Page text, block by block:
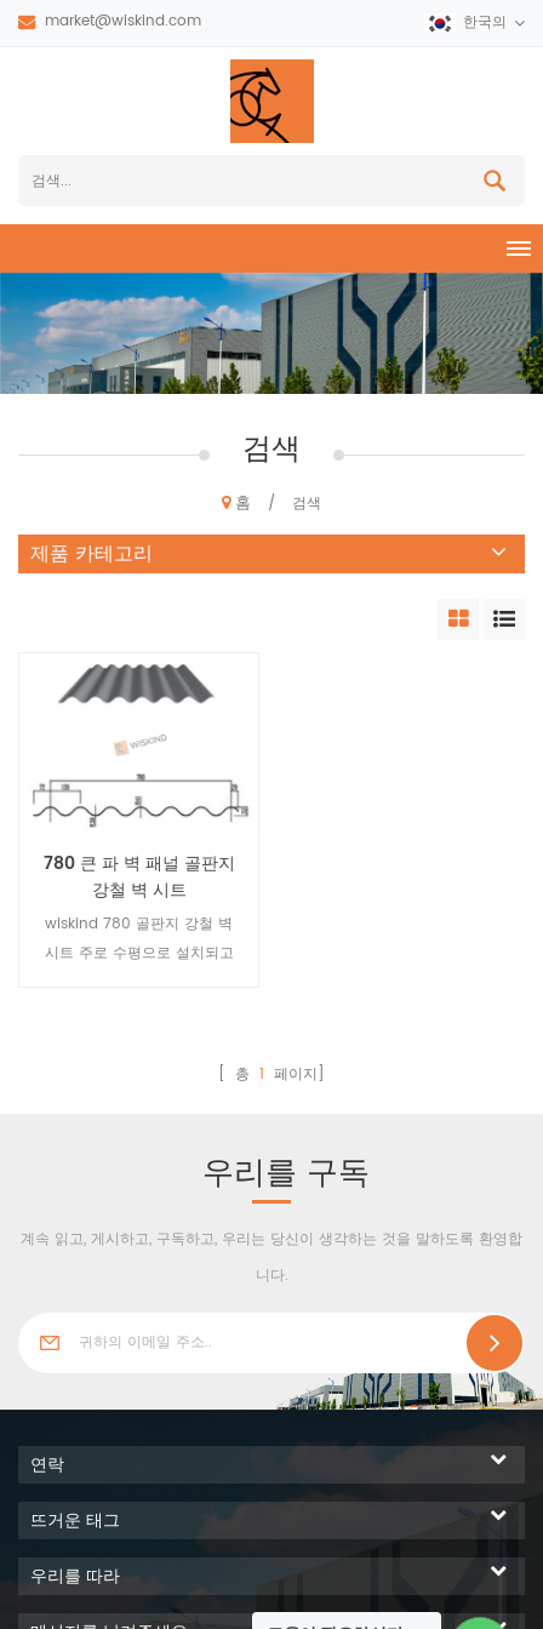
market@wiskind.com 한국의
검색
홈 / 검색
제품 카테고리
780 큰 파 벽 패널 골판지
강철 벽 시트
wiskind 780 골판지 강철 벽
시트 주로 수평으로 설치되고
[ 총 1 페이지]
우리를 구독
계속 읽고, 게시하고, 구독하고, 우리는 당신이 생각하는 것을 말하도록 환영합
니다.
연락
뜨거운 태그
우리를 따라